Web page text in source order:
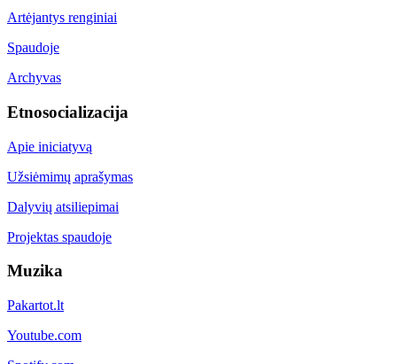
Artėjantys renginiai
Spaudoje
Archyvas
Etnosocializacija
Apie iniciatyvą
Užsiėmimų aprašymas
Dalyvių atsiliepimai
Projektas spaudoje
Muzika
Pakartot.lt
Youtube.com